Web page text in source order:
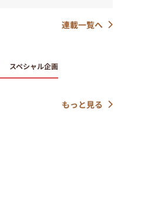
連載一覧へ
スペシャル企画
もっと見る